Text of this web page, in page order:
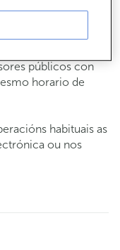
martes e
públicos con
horario de
habituais as
ou nos